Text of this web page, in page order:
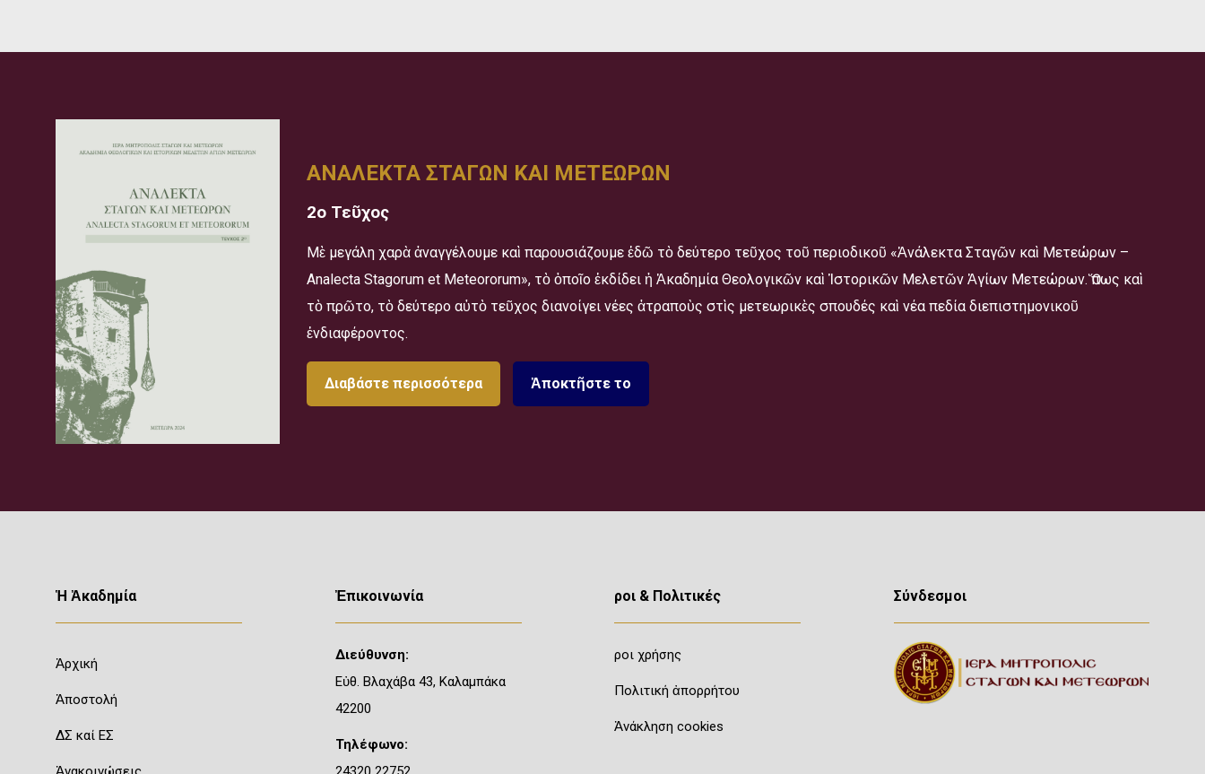
ΑΝΑΛΕΚΤΑ ΣΤΑΓΩΝ ΚΑΙ ΜΕΤΕΩΡΩΝ
2ο Τεῦχος
Μὲ μεγάλη χαρὰ ἀναγγέλουμε καὶ παρουσιάζουμε ἐδῶ τὸ δεύτερο τεῦχος τοῦ περιοδικοῦ «Ἀνάλεκτα Σταγῶν καὶ Μετεώρων –
Analecta Stagorum et Meteororum», τὸ ὁποῖο ἐκδίδει ἡ Ἀκαδημία Θεολογικῶν καὶ Ἱστορικῶν Μελετῶν Ἁγίων Μετεώρων. Ὅπως καὶ
τὸ πρῶτο, τὸ δεύτερο αὐτὸ τεῦχος διανοίγει νέες ἀτραποὺς στὶς μετεωρικὲς σπουδές καὶ νέα πεδία διεπιστημονικοῦ
ἐνδιαφέροντος.
Διαβάστε περισσότερα Ἀποκτῆστε το
Ἡ Ἀκαδημία
Ἀρχική
Ἀποστολή
ΔΣ καί ΕΣ
Ἐπικοινωνία
Διεύθυνση:
Εὐθ. Βλαχάβα 43, Καλαμπάκα
42200
Τηλέφωνο:
Ὅροι & Πολιτικές
Ὅροι χρήσης
Πολιτική ἀπορρήτου
Ἀνάκληση cookies
Σύνδεσμοι